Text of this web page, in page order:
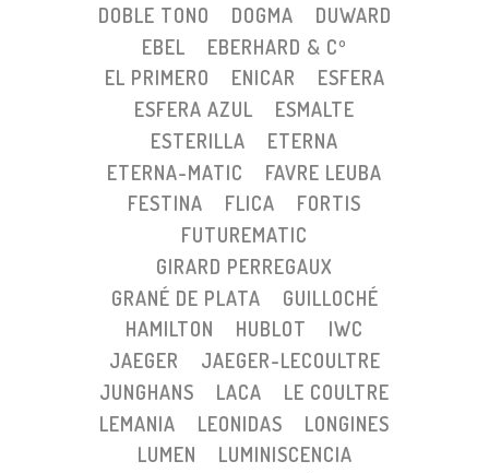
DOBLE TONO
DOGMA
DUWARD
EBEL
EBERHARD & Cº
EL PRIMERO
ENICAR
ESFERA
ESFERA AZUL
ESMALTE
ESTERILLA
ETERNA
ETERNA-MATIC
FAVRE LEUBA
FESTINA
FLICA
FORTIS
FUTUREMATIC
GIRARD PERREGAUX
GRANÉ DE PLATA
GUILLOCHÉ
HAMILTON
HUBLOT
IWC
JAEGER
JAEGER-LECOULTRE
JUNGHANS
LACA
LE COULTRE
LEMANIA
LEONIDAS
LONGINES
LUMEN
LUMINISCENCIA